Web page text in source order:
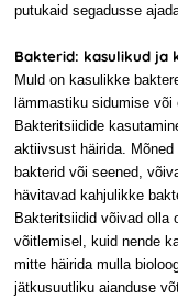
putukaid segadusse
Bakterid: kasulikud ja
Muld on kasulikke
lämmastiku sidumise või
Bakteritsiidide
aktiivsust häirida. Mõned
bakterid või seened,
hävitavad kahjulikke
Bakteritsiidid võivad olla
võitlemisel, kuid nende
mitte häirida mulla
jätkusuutliku aianduse